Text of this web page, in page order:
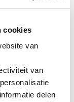
cookies
van
van
delen